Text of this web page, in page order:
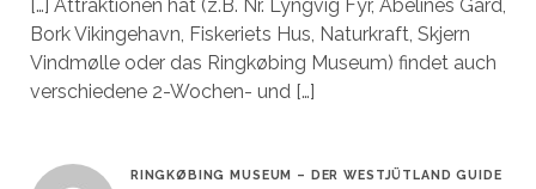
[…] Attraktionen hat (z.B. Nr. Lyngvig Fyr, Abelines Gard,
Bork Vikingehavn, Fiskeriets Hus, Naturkraft, Skjern
Vindmølle oder das Ringkøbing Museum) findet auch
verschiedene 2-Wochen- und […]
RINGKØBING MUSEUM – DER WESTJÜTLAND GUIDE